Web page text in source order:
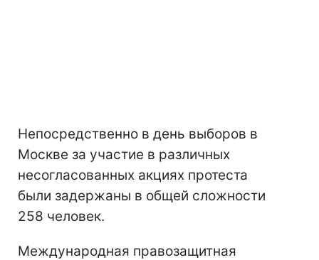
Непосредственно в день выборов в
Москве за участие в различных
несогласованных акциях протеста
были задержаны в общей сложности
258 человек.
Международная правозащитная